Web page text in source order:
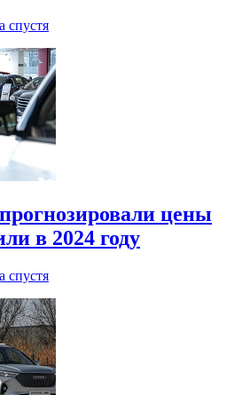
спустя
цены
в 2024 году
спустя